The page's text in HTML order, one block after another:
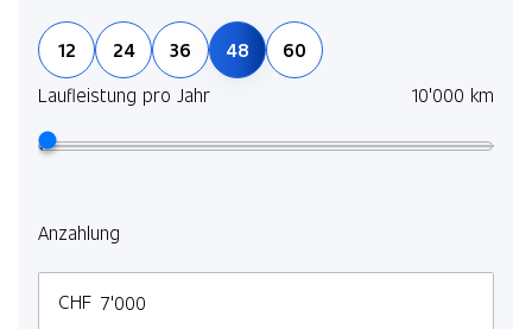
12 24 36 48
60
Laufleistung pro Jahr
10'000 km
Anzahlung
CHF